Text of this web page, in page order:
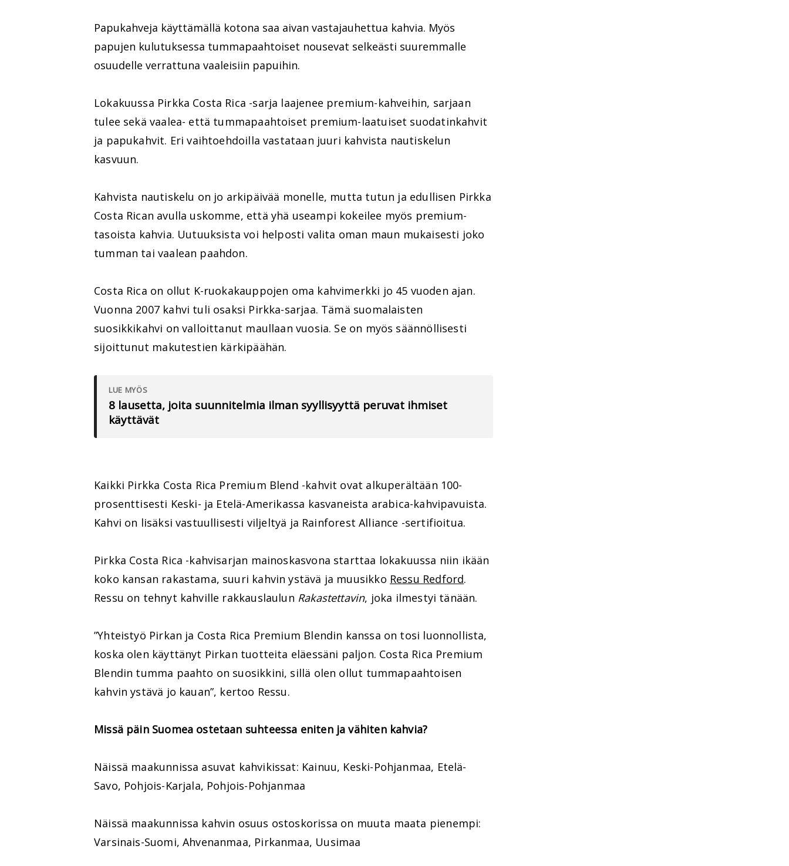
Papukahveja käyttämällä kotona saa aivan vastajauhettua kahvia. Myös
papujen kulutuksessa tummapaahtoiset nousevat selkeästi suuremmalle
osuudelle verrattuna vaaleisiin papuihin.
Lokakuussa Pirkka Costa Rica -sarja laajenee premium-kahveihin, sarjaan
tulee sekä vaalea- että tummapaahtoiset premium-laatuiset suodatinkahvit
ja papukahvit. Eri vaihtoehdoilla vastataan juuri kahvista nautiskelun
kasvuun.
Kahvista nautiskelu on jo arkipäivää monelle, mutta tutun ja edullisen Pirkka
Costa Rican avulla uskomme, että yhä useampi kokeilee myös premium-
tasoista kahvia. Uutuuksista voi helposti valita oman maun mukaisesti joko
tumman tai vaalean paahdon.
Costa Rica on ollut K-ruokakauppojen oma kahvimerkki jo 45 vuoden ajan.
Vuonna 2007 kahvi tuli osaksi Pirkka-sarjaa. Tämä suomalaisten
suosikkikahvi on valloittanut maullaan vuosia. Se on myös säännöllisesti
sijoittunut makutestien kärkipäähän.
LUE MYÖS
8 lausetta, joita suunnitelmia ilman syyllisyyttä peruvat ihmiset
käyttävät
Kaikki Pirkka Costa Rica Premium Blend -kahvit ovat alkuperältään 100-
prosenttisesti Keski- ja Etelä-Amerikassa kasvaneista arabica-kahvipavuista.
Kahvi on lisäksi vastuullisesti viljeltyä ja Rainforest Alliance -sertifioitua.
Pirkka Costa Rica -kahvisarjan mainoskasvona starttaa lokakuussa niin ikään
koko kansan rakastama, suuri kahvin ystävä ja muusikko Ressu Redford.
Ressu on tehnyt kahville rakkauslaulun Rakastettavin, joka ilmestyi tänään.
”Yhteistyö Pirkan ja Costa Rica Premium Blendin kanssa on tosi luonnollista,
koska olen käyttänyt Pirkan tuotteita eläessäni paljon. Costa Rica Premium
Blendin tumma paahto on suosikkini, sillä olen ollut tummapaahtoisen
kahvin ystävä jo kauan”, kertoo Ressu.
Missä päin Suomea ostetaan suhteessa eniten ja vähiten kahvia?
Näissä maakunnissa asuvat kahvikissat: Kainuu, Keski-Pohjanmaa, Etelä-
Savo, Pohjois-Karjala, Pohjois-Pohjanmaa
Näissä maakunnissa kahvin osuus ostoskorissa on muuta maata pienempi:
Varsinais-Suomi, Ahvenanmaa, Pirkanmaa, Uusimaa